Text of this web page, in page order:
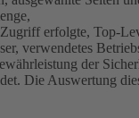
Zugriff erfolgte, Top-
verwendetes
der
Die Auswertung